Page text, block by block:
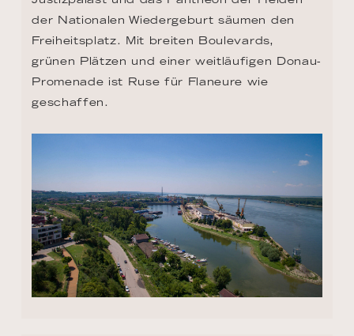
der Nationalen Wiedergeburt säumen den
Freiheitsplatz. Mit breiten Boulevards,
grünen Plätzen und einer weitläufigen Donau-
Promenade ist Ruse für Flaneure wie
geschaffen.